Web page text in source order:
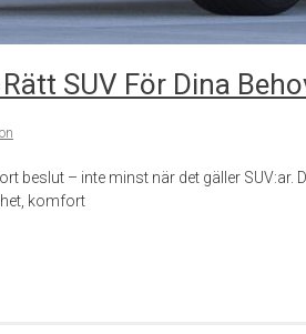
SUV För Dina
beslut – inte minst när det gäller SUV:ar.
komfort